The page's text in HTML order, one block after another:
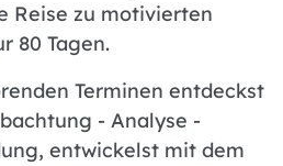
Reise zu motivierten
80 Tagen.
Terminen entdeckst
- Analyse -
entwickelst mit dem